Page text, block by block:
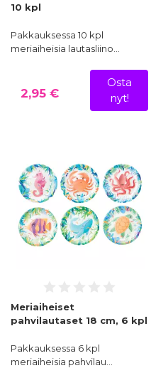
10 kpl
Pakkauksessa 10 kpl
meriaiheisia lautasliino…
2,95 €
Osta
nyt!
Meriaiheiset
pahvilautaset 18 cm, 6 kpl
Pakkauksessa 6 kpl
meriaiheisia pahvilau…